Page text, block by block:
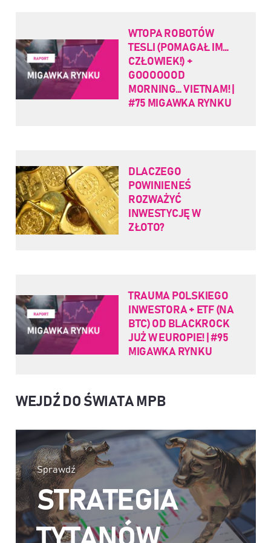
WTOPA ROBOTÓW
TESLI (POMAGAŁ IM…
CZŁOWIEK!) +
GOOOOOOD
MORNING… VIETNAM! |
#75 MIGAWKA RYNKU
DLACZEGO
POWINIENEŚ
ROZWAŻYĆ
INWESTYCJĘ W
ZŁOTO?
TRAUMA POLSKIEGO
INWESTORA + ETF (NA
BTC) OD BLACKROCK
JUŻ W EUROPIE! | #95
MIGAWKA RYNKU
WEJDŹ DO ŚWIATA MPB
Sprawdź
STRATEGIA